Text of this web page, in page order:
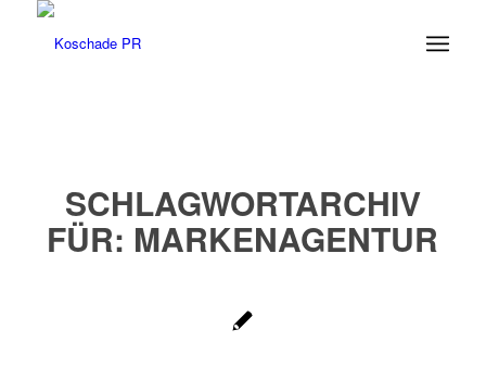
SCHLAGWORTARCHIV
FÜR: MARKENAGENTUR